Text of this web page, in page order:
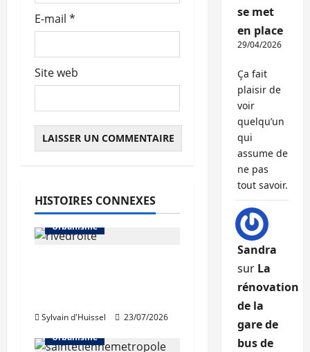
e
E-mail *
Site web
HISTOIRES CONNEXES
Urbanisme
Sylvain d'Huissel
23/07/2026
Urbanisme
se met
en place
29/04/2026
Ça fait
plaisir de
voir
quelqu’un
qui
assume de
ne pas
tout savoir.
Sandra
sur La
rénovation
de la
gare de
bus de